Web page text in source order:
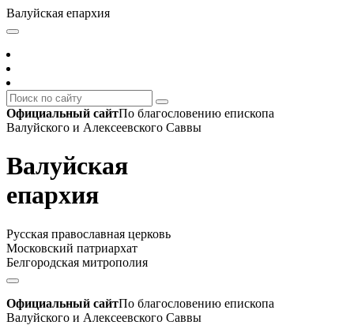
Валуйская епархия
Официальный сайтПо благословению епископа
Валуйского и Алексеевского Саввы
Валуйская
епархия
Русская православная церковь
Московский патриархат
Белгородская митрополия
Официальный сайтПо благословению епископа
Валуйского и Алексеевского Саввы